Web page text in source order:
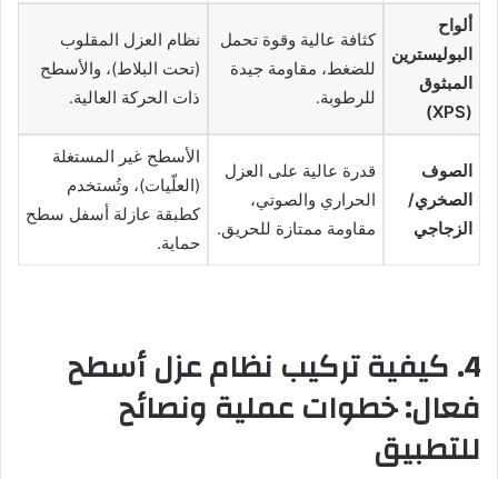
ألواح
البوليسترين
المبثوق
(XPS)
كثافة عالية وقوة تحمل
للضغط، مقاومة جيدة
للرطوبة.
نظام العزل المقلوب
(تحت البلاط)، والأسطح
ذات الحركة العالية.
الصوف
الصخري/
الزجاجي
قدرة عالية على العزل
الحراري والصوتي،
مقاومة ممتازة للحريق.
الأسطح غير المستغلة
(العلّيات)، وتُستخدم
كطبقة عازلة أسفل سطح
حماية.
4. كيفية تركيب نظام عزل أسطح
فعال: خطوات عملية ونصائح
للتطبيق